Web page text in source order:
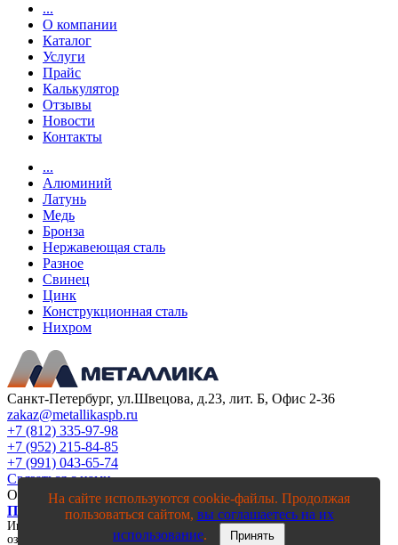
...
О компании
Каталог
Услуги
Прайс
Калькулятор
Отзывы
Новости
Контакты
...
Алюминий
Латунь
Медь
Бронза
Нержавеющая сталь
Разное
Свинец
Цинк
Конструкционная сталь
Нихром
Санкт-Петербург, ул.Швецова, д.23, лит. Б, Офис 2-36
zakaz@metallikaspb.ru
+7 (812) 335-97-98
+7 (952) 215-84-85
+7 (991) 043-65-74
Связаться с нами
ООО "МЕТАЛЛИКА"2003—2026
Политика конфиденциальности
Информация на сайте, в том числе цены, носят исключительно
ознакомительный характер и ни при каких условиях не является
На сайте используются cookie-файлы. Продолжая
пользоваться сайтом, вы соглашаетесь на их
использование. Принять